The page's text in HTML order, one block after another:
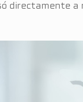
directamente a